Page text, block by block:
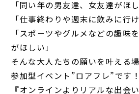
「同い年の男友達、女友達がほし
「仕事終わりや週末に飲みに行
「スポーツやグルメなどの趣味
がほしい」
そんな大人たちの願いを叶える
参加型イベント”ロアフレ”です
『オンラインよりリアルな出会